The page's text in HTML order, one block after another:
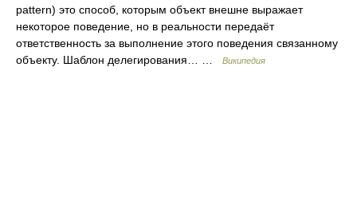
pattern) это способ, которым объект внешне выражает
некоторое поведение, но в реальности передаёт
ответственность за выполнение этого поведения связанному
объекту. Шаблон делегирования… …
Википедия